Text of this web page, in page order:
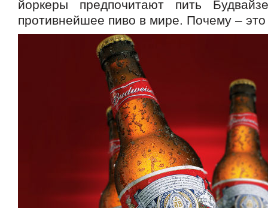
йоркеры предпочитают пить
противнейшее пиво в мире. Почему – это